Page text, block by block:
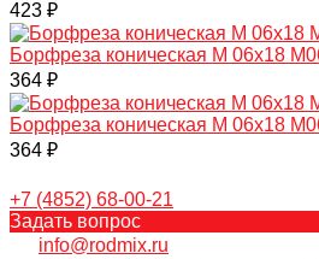
423 ₽
Борфреза коническая M 06х18
364 ₽
Борфреза коническая M 06х18
364 ₽
+7 (4852) 68-00-21
Задать вопрос
info@rodmix.ru